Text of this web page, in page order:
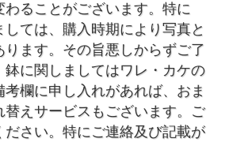
わることがございます。特に
ては、購入時期により写真と
ます。その旨悪しからずご了
に関しましてはワレ・カケの
欄に申し入れがあれば、おま
替えサービスもございます。ご
さい。特にご連絡及び記載が